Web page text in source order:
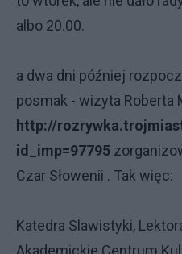
albo 20.00.
a dwa dni później
posmak - wizyta Roberta
http://
id_imp=97795
Czar Słowenii . Tak więc:
Katedra Slawistyki,
Akademickie Centrum